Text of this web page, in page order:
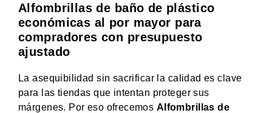
Alfombrillas de baño de plástico
económicas al por mayor para
compradores con presupuesto
ajustado
La asequibilidad sin sacrificar la calidad es clave
para las tiendas que intentan proteger sus
márgenes. Por eso ofrecemos Alfombrillas de